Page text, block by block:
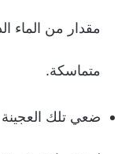
مقدار من الماء
متماسكة.
ضعي تلك العجينة